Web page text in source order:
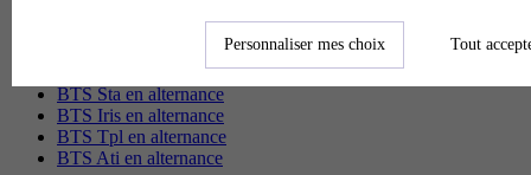
BTS Domotique en alternance
BAC Pro Agora en alternance
BTS Sta en alternance
BTS Iris en alternance
BTS Tpl en alternance
BTS Ati en alternance
Personnaliser mes choix Tout